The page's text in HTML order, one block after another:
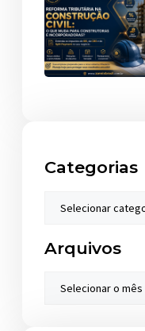
Categorias
Arquivos